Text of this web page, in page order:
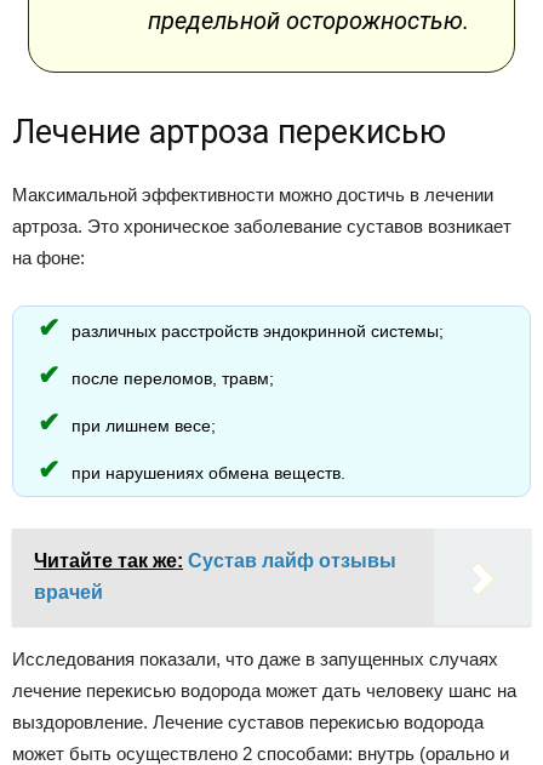
предельной осторожностью.
Лечение артроза перекисью
Максимальной эффективности можно достичь в лечении
артроза. Это хроническое заболевание суставов возникает
на фоне:
различных расстройств эндокринной системы;
после переломов, травм;
при лишнем весе;
при нарушениях обмена веществ.
Читайте так же: Сустав лайф отзывы
врачей
Исследования показали, что даже в запущенных случаях
лечение перекисью водорода может дать человеку шанс на
выздоровление. Лечение суставов перекисью водорода
может быть осуществлено 2 способами: внутрь (орально и